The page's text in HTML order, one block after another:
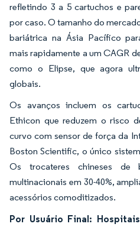
refletindo 3 a 5 cartuchos e
por caso. O tamanho do
bariátrica na Ásia Pacífico
mais rapidamente a um CAGR
como o Elipse, que agora
globais.
Os avanços incluem os
Ethicon que reduzem o risco
curvo com sensor de força da
Boston Scientific, o único
Os trocateres chineses de
multinacionais em 30-40%,
acessórios comoditizados.
Por Usuário Final: